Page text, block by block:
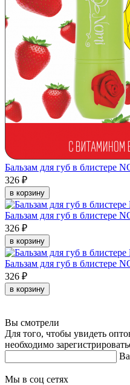
Бальзам для губ в
326 ₽
в корзину
Бальзам для губ в
326 ₽
в корзину
Бальзам для губ в блистере
326 ₽
в корзину
Вы смотрели
Для того, чтобы увидеть
необходимо
Мы в соц сетях